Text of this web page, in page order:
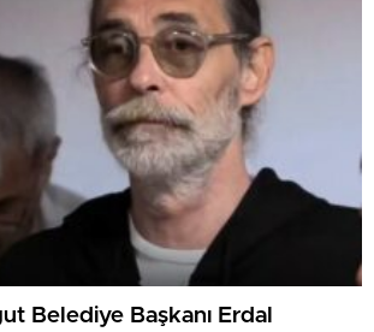
Belediye Başkanı Erdal